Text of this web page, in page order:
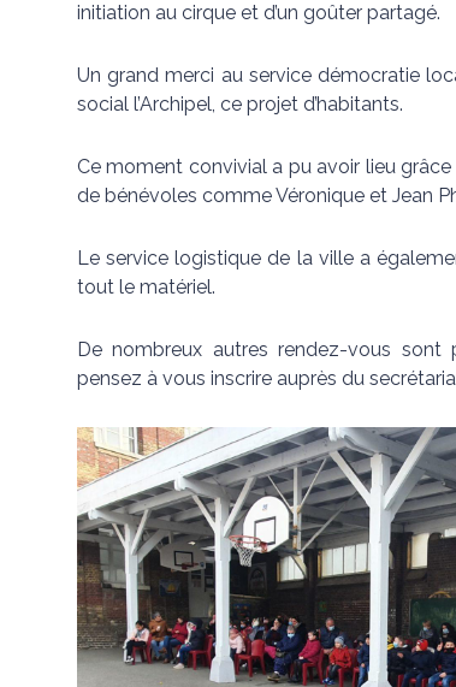
initiation au cirque et d’un goûter partagé.
Un grand merci au service démocratie
social l’Archipel, ce projet d’habitants.
Ce moment convivial a pu avoir lieu
de bénévoles comme Véronique et Jean
Le service logistique de la ville a
tout le matériel.
De nombreux autres rendez-vous sont
pensez à vous inscrire auprès du